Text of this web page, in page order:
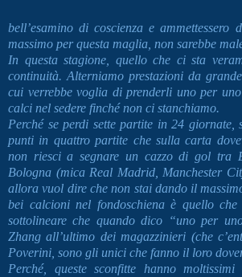
bell’esamino di coscienza e ammettessero
massimo per questa maglia, non sarebbe
In questa stagione, quello che ci sta
continuità. Alterniamo prestazioni da
cui verrebbe voglia di prenderli uno per
calci nel sedere finché non ci stanchiamo.
Perché se perdi sette partite in 24 giornate,
punti in quattro partite che sulla carta
non riesci a segnare un cazzo di gol tra
Bologna (mica Real Madrid, Manchester
allora vuol dire che non stai dando il
bei calcioni nel fondoschiena è quello che
sottolineare che quando dico “uno per
Zhang all’ultimo dei magazzinieri (che
Poverini, sono gli unici che fanno il loro
Perché, queste sconfitte hanno